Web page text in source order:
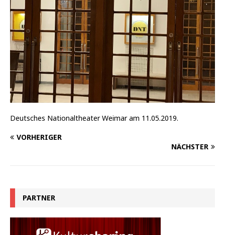
Deutsches Nationaltheater Weimar am 11.05.2019.
VORHERIGER
NÄCHSTER
PARTNER